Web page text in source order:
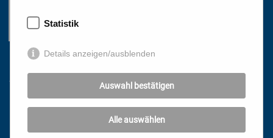
HOME
Statistik
Details anzeigen/ausblenden
Auswahl bestätigen
Alle auswählen